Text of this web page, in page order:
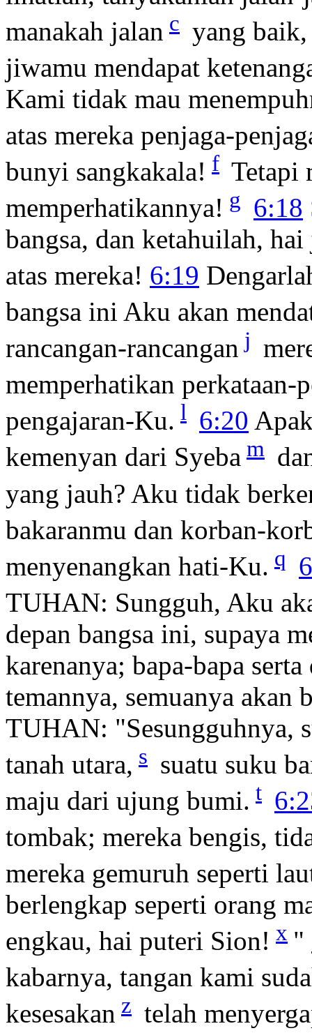
manakah jalan c yang
jiwamu mendapat
Kami tidak mau
atas mereka penjaga-
bunyi sangkakala! f Tetapi
memperhatikannya! g 6:18
bangsa, dan ketahuilah,
atas mereka! 6:19
bangsa ini Aku akan
rancangan-rancangan j
memperhatikan perkataan-
pengajaran-Ku. l 6:20
kemenyan dari Syeba m
yang jauh? Aku tidak
bakaranmu dan korban-
menyenangkan hati-Ku. q
TUHAN: Sungguh, Aku
depan bangsa ini, supaya
karenanya; bapa-bapa
temannya, semuanya akan
TUHAN: "Sesungguhnya,
tanah utara, s suatu suku
maju dari ujung bumi. t
tombak; mereka bengis,
mereka gemuruh seperti
berlengkap seperti orang
engkau, hai puteri Sion! x "
kabarnya, tangan kami
kesesakan z telah